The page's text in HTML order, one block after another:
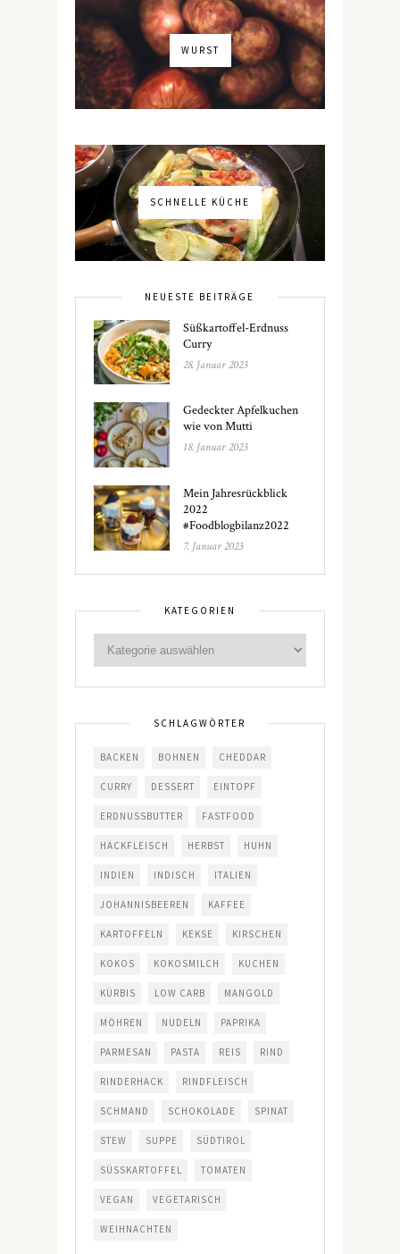
WURST
SCHNELLE KÜCHE
NEUESTE BEITRÄGE
Süßkartoffel-Erdnuss
Curry
28. Januar 2023
Gedeckter Apfelkuchen
wie von Mutti
18. Januar 2023
Mein Jahresrückblick
2022
#Foodblogbilanz2022
7. Januar 2023
KATEGORIEN
SCHLAGWÖRTER
BACKEN BOHNEN CHEDDAR
CURRY DESSERT EINTOPF
ERDNUSSBUTTER FASTFOOD
HACKFLEISCH HERBST HUHN
INDIEN INDISCH ITALIEN
JOHANNISBEEREN KAFFEE
KARTOFFELN KEKSE KIRSCHEN
KOKOS KOKOSMILCH KUCHEN
KÜRBIS LOW CARB MANGOLD
MÖHREN NUDELN PAPRIKA
PARMESAN PASTA REIS RIND
RINDERHACK RINDFLEISCH
SCHMAND SCHOKOLADE SPINAT
STEW SUPPE SÜDTIROL
SÜSSKARTOFFEL TOMATEN
VEGAN VEGETARISCH
WEIHNACHTEN